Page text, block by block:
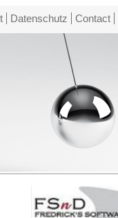
Datenschutz Contact